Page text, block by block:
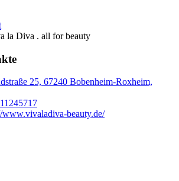
la Diva . all for beauty
25, 67240 Bobenheim-Roxheim,
www.vivaladiva-beauty.de/